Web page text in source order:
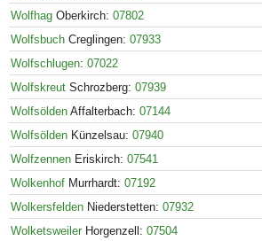
Wolfhag Oberkirch: 07802
Wolfsbuch Creglingen: 07933
Wolfschlugen: 07022
Wolfskreut Schrozberg: 07939
Wolfsölden Affalterbach: 07144
Wolfsölden Künzelsau: 07940
Wolfzennen Eriskirch: 07541
Wolkenhof Murrhardt: 07192
Wolkersfelden Niederstetten: 07932
Wolketsweiler Horgenzell: 07504